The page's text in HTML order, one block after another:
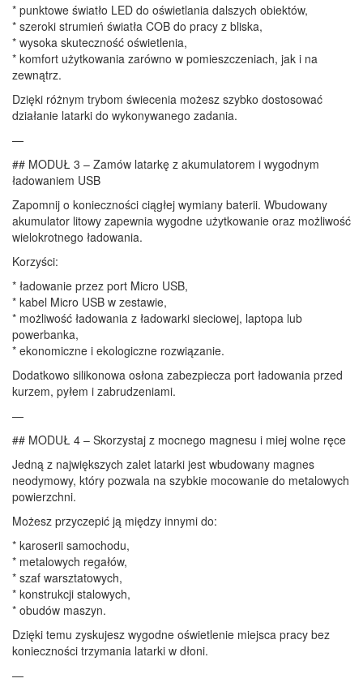
* punktowe światło LED do oświetlania dalszych obiektów,
* szeroki strumień światła COB do pracy z bliska,
* wysoka skuteczność oświetlenia,
* komfort użytkowania zarówno w pomieszczeniach, jak i na
zewnątrz.
Dzięki różnym trybom świecenia możesz szybko dostosować
działanie latarki do wykonywanego zadania.
—
## MODUŁ 3 – Zamów latarkę z akumulatorem i wygodnym
ładowaniem USB
Zapomnij o konieczności ciągłej wymiany baterii. Wbudowany
akumulator litowy zapewnia wygodne użytkowanie oraz możliwość
wielokrotnego ładowania.
Korzyści:
* ładowanie przez port Micro USB,
* kabel Micro USB w zestawie,
* możliwość ładowania z ładowarki sieciowej, laptopa lub
powerbanka,
* ekonomiczne i ekologiczne rozwiązanie.
Dodatkowo silikonowa osłona zabezpiecza port ładowania przed
kurzem, pyłem i zabrudzeniami.
—
## MODUŁ 4 – Skorzystaj z mocnego magnesu i miej wolne ręce
Jedną z największych zalet latarki jest wbudowany magnes
neodymowy, który pozwala na szybkie mocowanie do metalowych
powierzchni.
Możesz przyczepić ją między innymi do:
* karoserii samochodu,
* metalowych regałów,
* szaf warsztatowych,
* konstrukcji stalowych,
* obudów maszyn.
Dzięki temu zyskujesz wygodne oświetlenie miejsca pracy bez
konieczności trzymania latarki w dłoni.
—